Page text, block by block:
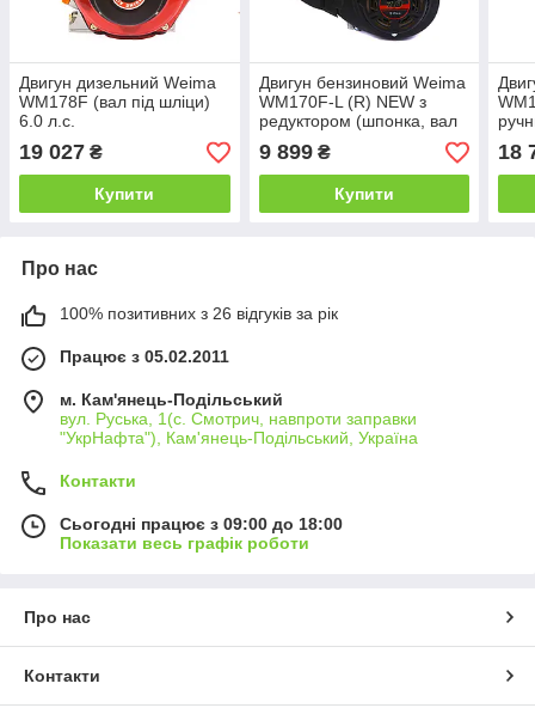
Двигун дизельний Weima
WM178F (вал під шліци)
6.0 л.с.
19 027 ₴
Купити
Двигун бензиновий Weima
WM170F-L (R) NEW з
редуктором (шпонка, вал
20 мм, 1800 об/хв, бак 5 л,
7.5 л.с)
9 899₴
Купити
18
Про нас
100% позитивних з 26 відгуків за рік
Працює з 05.02.2011
м. Кам'янець-Подільський
вул. Руська, 1(с. Смотрич, навпроти заправки
"УкрНафта"), Кам'янець-Подільський, Україна
Контакти
Сьогодні працює з 09:00 до 18:00
Показати весь графік роботи
Про нас
Контакти